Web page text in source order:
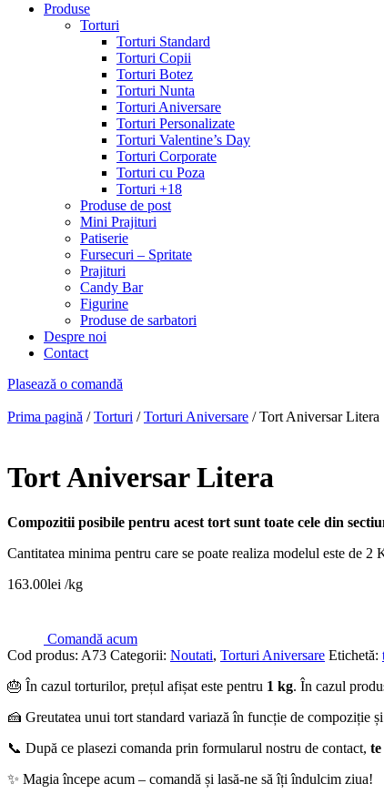
Produse
Torturi
Torturi Standard
Torturi Copii
Torturi Botez
Torturi Nunta
Torturi Aniversare
Torturi Personalizate
Torturi Valentine’s Day
Torturi Corporate
Torturi cu Poza
Torturi +18
Produse de post
Mini Prajituri
Patiserie
Fursecuri – Spritate
Prajituri
Candy Bar
Figurine
Produse de sarbatori
Despre noi
Contact
Plasează o comandă
Prima pagină /Torturi /Torturi Aniversare / Tort Aniversar Litera
Tort Aniversar Litera
Compozitii posibile pentru acest tort sunt toate cele din
Cantitatea minima pentru care se poate realiza modelul este de 2
163.00lei /kg
Comandă acum
Cod produs: A73 Categorii: Noutati, Torturi Aniversare Etichetă:
🎂 În cazul torturilor, prețul afișat este pentru 1 kg. În cazul
🍰 Greutatea unui tort standard variază în funcție de compoziție
📞 După ce plasezi comanda prin formularul nostru de contact,
✨ Magia începe acum – comandă și lasă-ne să îți îndulcim ziua!